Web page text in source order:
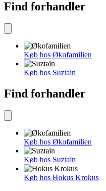
Find forhandler
Køb hos Økofamilien
Køb hos Suztain
Find forhandler
Køb hos Økofamilien
Køb hos Suztain
Køb hos Hokus Krokus